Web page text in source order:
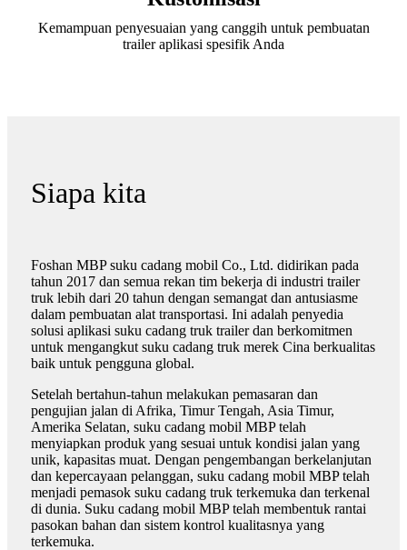
Kemampuan penyesuaian yang canggih untuk pembuatan
trailer aplikasi spesifik Anda
Siapa kita
Foshan MBP suku cadang mobil Co., Ltd. didirikan pada
tahun 2017 dan semua rekan tim bekerja di industri trailer
truk lebih dari 20 tahun dengan semangat dan antusiasme
dalam pembuatan alat transportasi. Ini adalah penyedia
solusi aplikasi suku cadang truk trailer dan berkomitmen
untuk mengangkut suku cadang truk merek Cina berkualitas
baik untuk pengguna global.
Setelah bertahun-tahun melakukan pemasaran dan
pengujian jalan di Afrika, Timur Tengah, Asia Timur,
Amerika Selatan, suku cadang mobil MBP telah
menyiapkan produk yang sesuai untuk kondisi jalan yang
unik, kapasitas muat. Dengan pengembangan berkelanjutan
dan kepercayaan pelanggan, suku cadang mobil MBP telah
menjadi pemasok suku cadang truk terkemuka dan terkenal
di dunia. Suku cadang mobil MBP telah membentuk rantai
pasokan bahan dan sistem kontrol kualitasnya yang
terkemuka.